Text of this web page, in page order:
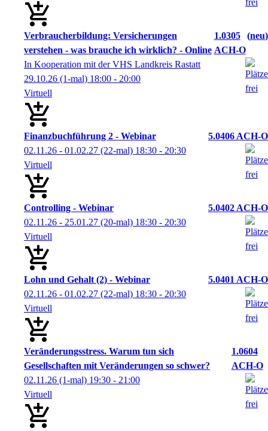
Verbraucherbildung: Versicherungen
verstehen - was brauche ich wirklich? - Online
1.0305
ACH-O
neu
In Kooperation mit der VHS Landkreis Rastatt
29.10.26 (1-mal) 18:00 - 20:00
Virtuell
Finanzbuchführung 2 - Webinar
5.0406 ACH-O
02.11.26 - 01.02.27 (22-mal) 18:30 - 20:30
Virtuell
Controlling - Webinar
5.0402 ACH-O
02.11.26 - 25.01.27 (20-mal) 18:30 - 20:30
Virtuell
Lohn und Gehalt (2) - Webinar
5.0401 ACH-O
02.11.26 - 01.02.27 (22-mal) 18:30 - 20:30
Virtuell
Veränderungsstress. Warum tun sich
Gesellschaften mit Veränderungen so schwer?
1.0604
ACH-O
02.11.26 (1-mal) 19:30 - 21:00
Virtuell